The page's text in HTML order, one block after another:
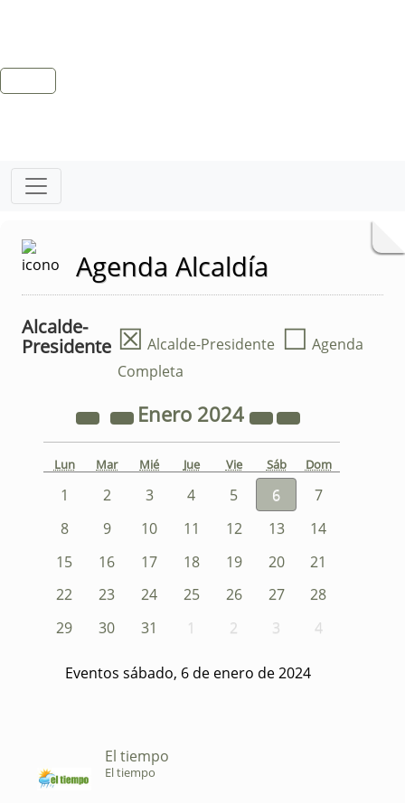
Agenda Alcaldía
Alcalde-
Presidente ☒ Alcalde-Presidente ☐ Agenda
Completa
Enero 2024
Lun Mar Mié Jue Vie Sáb Dom
1 2 3 4 5 6
7
8
9 10 11 12 13
14
15
16 17 18 19 20
21
22
23 24 25 26 27
28
29
30 31 1 2 3 4
Eventos sábado, 6 de enero de 2024
El tiempo
El tiempo